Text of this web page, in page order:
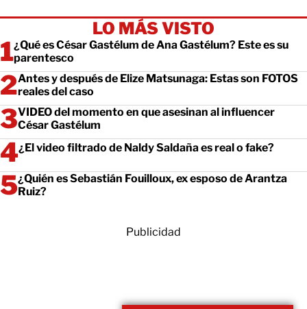
LO MÁS VISTO
¿Qué es César Gastélum de Ana Gastélum? Este es su
parentesco
Antes y después de Elize Matsunaga: Estas son FOTOS
reales del caso
VIDEO del momento en que asesinan al influencer
César Gastélum
¿El video filtrado de Naldy Saldaña es real o fake?
¿Quién es Sebastián Fouilloux, ex esposo de Arantza
Ruiz?
Publicidad